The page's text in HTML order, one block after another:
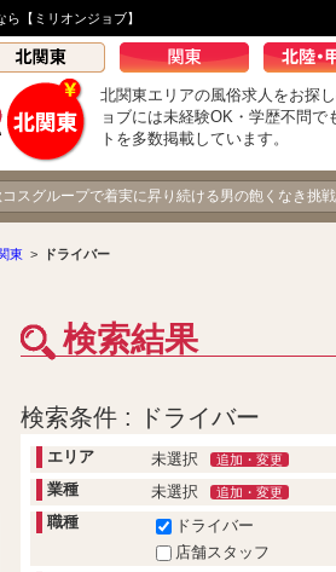
【ミリオンジョブ】
北関東エリアの風俗求人をお探
ョブには未経験OK・学歴不問で
トを多数掲載しています。
業で大事なことは全部ここで学べます！ 給料が上
コスグループで着実に昇り続ける男の飽くなき挑戦
東 > ドライバー
検索結果
検索条件 : ドライバー
エリア
未選択 追加・変更
業種 未選択 追加・変更
職種 ドライバー
店舗スタッフ